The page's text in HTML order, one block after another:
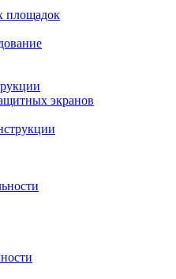
площадок
экранов